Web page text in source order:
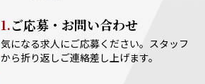
1.ご応募・お問い合わせ
気になる求人にご応募ください。スタッフ
から折り返しご連絡差し上げます。